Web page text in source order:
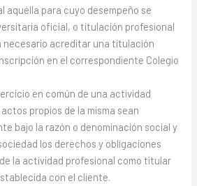
aquélla para cuyo desempeño se
oficial, o titulación profesional
necesario acreditar una titulación
en el correspondiente Colegio
en común de una actividad
propios de la misma sean
bajo la razón o denominación social y
los derechos y obligaciones
la actividad profesional como titular
con el cliente.